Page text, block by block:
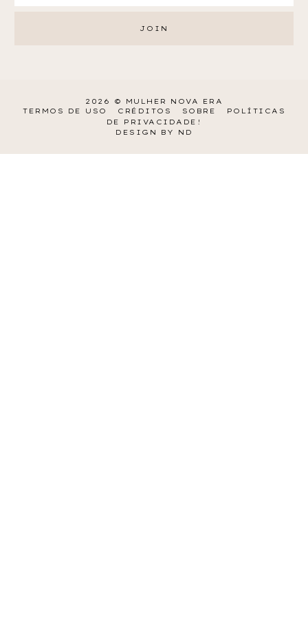
2026 ©
MULHER NOVA ERA
TERMOS DE USO
CRÉDITOS SOBRE
POLÍTICAS
DE PRIVACIDADE!
DESIGN BY ND